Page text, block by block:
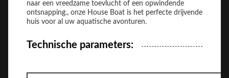
naar een vreedzame toevlucht of een opwindende
ontsnapping., onze House Boat is het perfecte drijvende
huis voor al uw aquatische avonturen.
Technische parameters: